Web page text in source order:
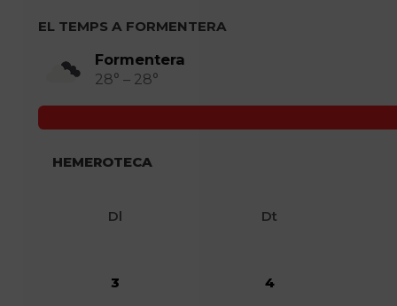
EL TEMPS A FORMENTERA
Formentera
28° – 28°
HEMEROTECA
Dl Dt
3
4